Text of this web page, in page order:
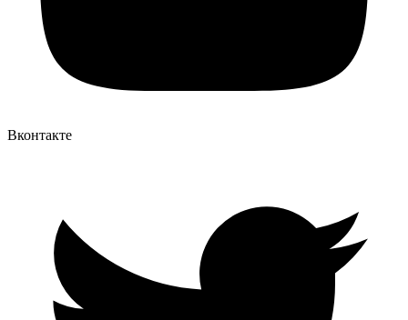
Вконтакте